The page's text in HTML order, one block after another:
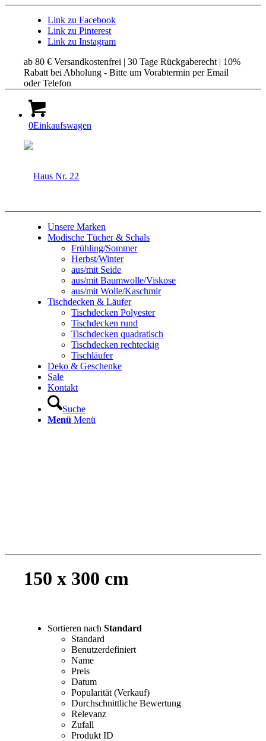
Link zu Facebook
Link zu Pinterest
Link zu Instagram
ab 80 € Versandkostenfrei | 30 Tage Rückgaberecht | 10%
Rabatt bei Abholung - Bitte um Vorabtermin per Email
oder Telefon
0Einkaufswagen
Unsere Marken
Modische Tücher & Schals
Frühling/Sommer
Herbst/Winter
aus/mit Seide
aus/mit Baumwolle/Viskose
aus/mit Wolle/Kaschmir
Tischdecken & Läufer
Tischdecken Polyester
Tischdecken rund
Tischdecken quadratisch
Tischdecken rechteckig
Tischläufer
Deko & Geschenke
Sale
Kontakt
Suche
Menü Menü
150 x 300 cm
Sortieren nachStandard
Standard
Benutzerdefiniert
Name
Preis
Datum
Popularität (Verkauf)
Durchschnittliche Bewertung
Relevanz
Zufall
Produkt ID